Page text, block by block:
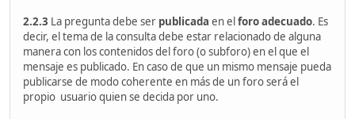
2.2.3 La pregunta debe ser publicada en el foro adecuado. Es
decir, el tema de la consulta debe estar relacionado de alguna
manera con los contenidos del foro (o subforo) en el que el
mensaje es publicado. En caso de que un mismo mensaje pueda
publicarse de modo coherente en más de un foro será el
propio usuario quien se decida por uno.